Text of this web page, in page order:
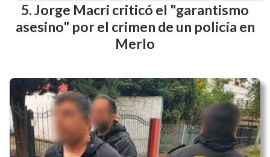
Jorge Macri criticó el "garantismo
asesino" por el crimen de un policía en
Merlo